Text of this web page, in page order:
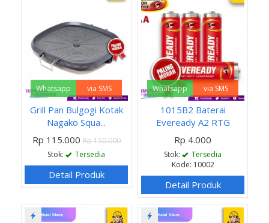
Whatsapp via SMS
Grill Pan Bulgogi Kotak
Nagako Squa...
Rp 115.000Rp 150.000
Stok:
Tersedia
Detail Produk
Whatsapp via SMS
1015B2 Baterai
Eveready A2 RTG
Rp 4.000
Stok:
Tersedia
Kode: 10002
Detail Produk